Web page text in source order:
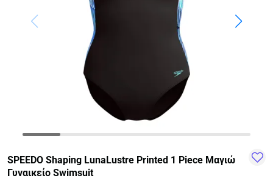
WALKINGTRAINING-WATER
SPEEDO Shaping LunaLustre Printed 1 Piece Μαγιώ
Γυναικείο Swimsuit